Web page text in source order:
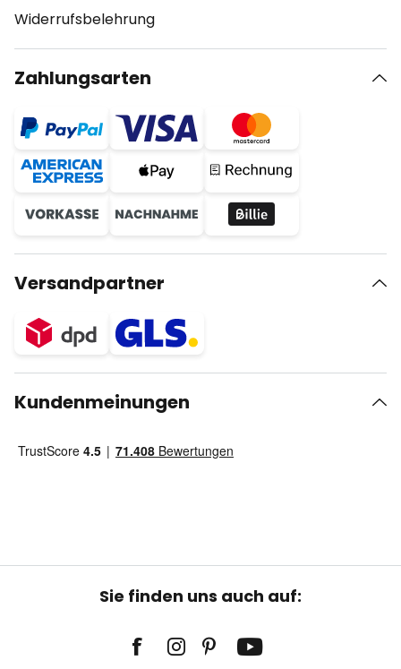
Widerrufsbelehrung
Zahlungsarten
Versandpartner
Kundenmeinungen
Sie finden uns auch auf: